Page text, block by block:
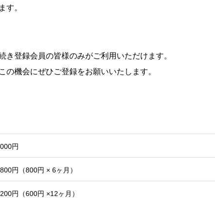
す。
登録会員の皆様のみがご利用いただけます。
機会にぜひご登録をお願いいたします。
円
円（800円 × 6ヶ月）
円（600円 ×12ヶ月）